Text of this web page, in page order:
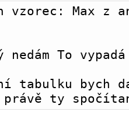
Max z
nedám To
tabulku bych
právě ty